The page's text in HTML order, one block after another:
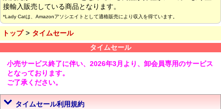
接輸入販売している商品となります。
*Lady Catは、Amazonアソシエイトとして適格販売により収入を得ています。
トップ
タイムセール
タイムセール
小売サービス終了に伴い、2026年3月より、卸会員専用のサービス
となっております。
ご了承ください。
タイムセール利用規約